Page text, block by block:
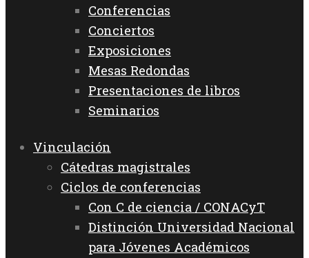
Conferencias
Conciertos
Exposiciones
Mesas Redondas
Presentaciones de libros
Seminarios
Vinculación
Cátedras magistrales
Ciclos de conferencias
Con C de ciencia / CONACyT
Distinción Universidad Nacional
para Jóvenes Académicos